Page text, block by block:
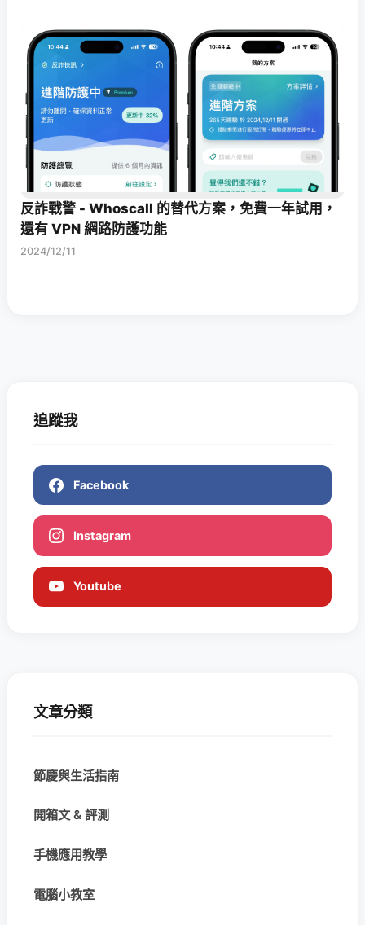
反詐戰警 - Whoscall 的替代方案，免費一年試用，
還有 VPN 網路防護功能
2024/12/11
追蹤我
Facebook
Instagram
Youtube
文章分類
節慶與生活指南
開箱文 & 評測
手機應用教學
電腦小教室